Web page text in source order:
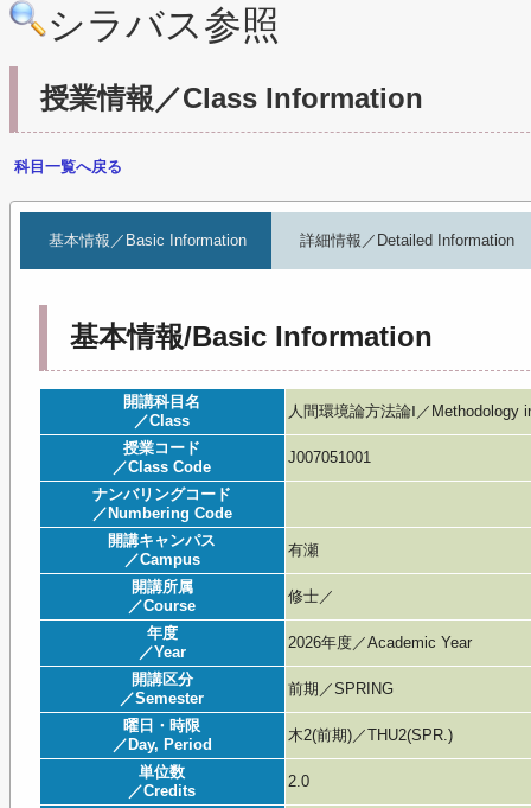
シラバス参照
授業情報／Class Information
科目一覧へ戻る
基本情報／Basic Information 詳細情報／Detailed Information
基本情報/Basic Information
開講科目名
／Class
人間環境論方法論Ⅰ／Methodology
授業コード
／Class Code
J007051001
ナンバリングコード
／Numbering Code
開講キャンパス
／Campus
有瀬
開講所属
／Course
修士／
年度
／Year
2026年度／Academic Year
開講区分
／Semester
前期／SPRING
曜日・時限
／Day, Period
木2(前期)／THU2(SPR.)
単位数
／Credits
2.0